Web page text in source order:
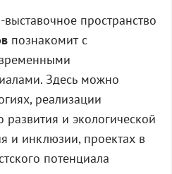
пространство
познакомит с
Здесь можно
реализации
развития и экологической
и инклюзии, проектах в
потенциала